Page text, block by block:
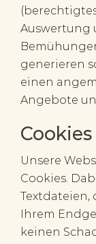
Auswertung
generieren
einen
Angebote
Cookies
Unsere
Cookies.
Textdateien,
Ihrem
keinen